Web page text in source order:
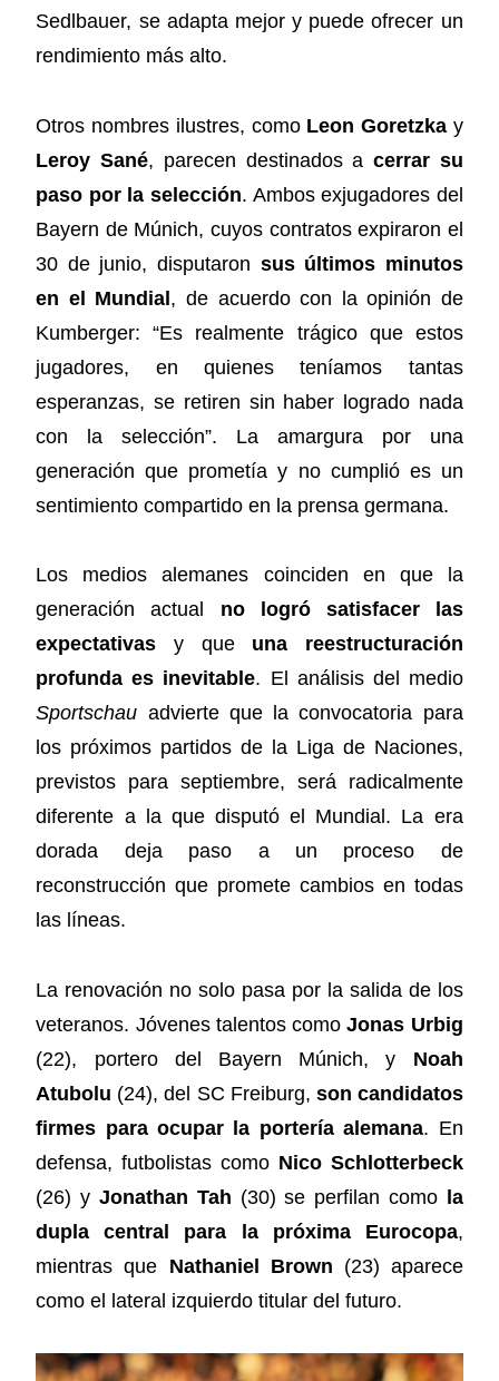
Sedlbauer, se adapta mejor y puede ofrecer un
rendimiento más alto.
Otros nombres ilustres, como Leon Goretzkay
Leroy Sané, parecen destinados a cerrar su
paso por la selección. Ambos exjugadores del
Bayern de Múnich, cuyos contratos expiraron el
30 de junio, disputaron sus últimos minutos
en el Mundial, de acuerdo con la opinión de
Kumberger: “Es realmente trágico que estos
jugadores, en quienes teníamos tantas
esperanzas, se retiren sin haber logrado nada
con la selección”. La amargura por una
generación que prometía y no cumplió es un
sentimiento compartido en la prensa germana.
Los medios alemanes coinciden en que la
generación actual no logró satisfacer las
expectativas y que una reestructuración
profunda es inevitable. El análisis del medio
Sportschau advierte que la convocatoria para
los próximos partidos de la Liga de Naciones,
previstos para septiembre, será radicalmente
diferente a la que disputó el Mundial. La era
dorada deja paso a un proceso de
reconstrucción que promete cambios en todas
las líneas.
La renovación no solo pasa por la salida de los
veteranos. Jóvenes talentos comoJonas Urbig
(22), portero del Bayern Múnich, y Noah
Atubolu (24), del SC Freiburg, son candidatos
firmes para ocupar la portería alemana. En
defensa, futbolistas como Nico Schlotterbeck
(26) y Jonathan Tah (30) se perfilan como la
dupla central para la próxima Eurocopa,
mientras que Nathaniel Brown (23) aparece
como el lateral izquierdo titular del futuro.